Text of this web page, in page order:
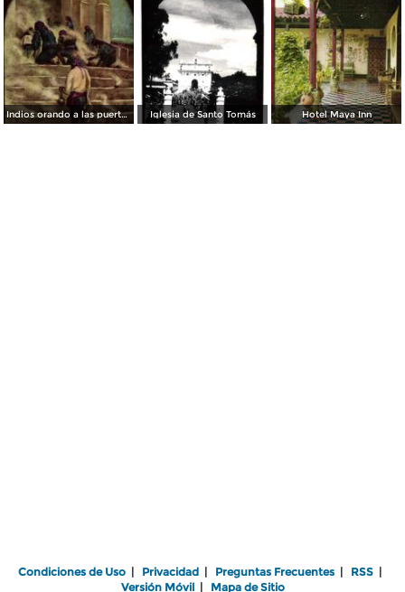
Indios orando a las puertas del templo de Santo Tomás, pintura de H. Garavito Iglesia de Santo Tomás Hotel Maya Inn
Condiciones de Uso | Privacidad | Preguntas Frecuentes | RSS |
Versión Móvil| Mapa de Sitio